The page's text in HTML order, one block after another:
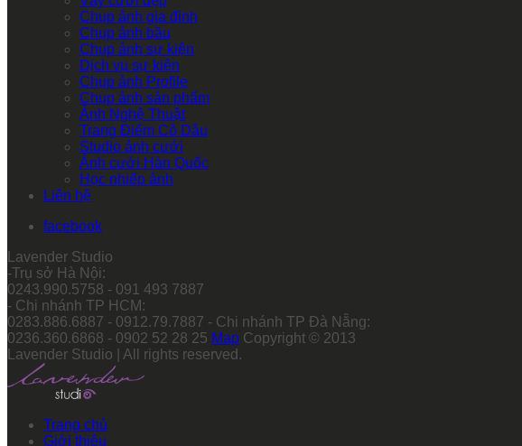
Chụp ảnh gia đình
Chụp ảnh bầu
Chụp ảnh sự kiện
Dịch vụ sự kiện
Chụp ảnh Profile
Chụp ảnh sản phẩm
Ảnh Nghệ Thuật
Trang Điểm Cô Dâu
Studio ảnh cưới
Ảnh cưới Hàn Quốc
Học nhiếp ảnh
Liên hệ
facebook
Lavender Studio
-Trụ sở Hà Nội:
0243.990.5758 - 091 493 7887
- Chi nhánh TP HCM:
0283.886.6887 - 0912.79.7887 - Chi nhánh TP Đà Nẵng:
0236.360.6868 - 0902 52 28 25 Map Copyright © 2013
Lavender Studio | All rights reserved.
Trang chủ
Giới thiệu